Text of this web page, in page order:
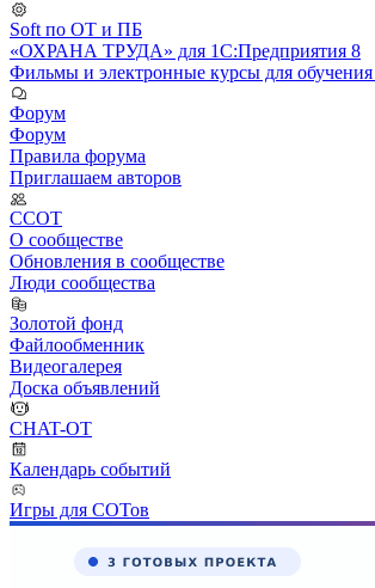
Soft по ОТ и ПБ
«ОХРАНА ТРУДА» для 1С:Предприятия 8
Фильмы и электронные курсы для обучения
Форум
Форум
Правила форума
Приглашаем авторов
ССОТ
О сообществе
Обновления в сообществе
Люди сообщества
Золотой фонд
Файлообменник
Видеогалерея
Доска объявлений
CHAT-OT
Календарь событий
Игры для СОТов